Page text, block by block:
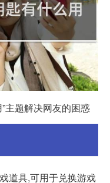
主题解决网友的困惑
道具,可用于兑换游戏